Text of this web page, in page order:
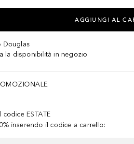
AGGIUNGI AL
Douglas
la disponibilità in negozio
codice ESTATE
inserendo il codice a carrello: